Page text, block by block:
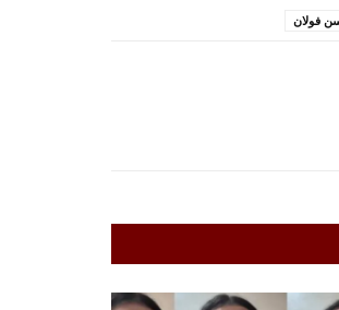
فولان